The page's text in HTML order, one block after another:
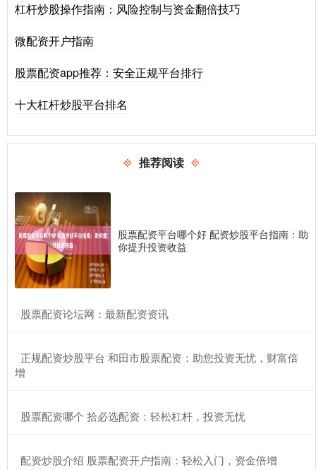
杠杆炒股操作指南：风险控制与资金翻倍技巧
微配资开户指南
股票配资app推荐：安全正规平台排行
十大杠杆炒股平台排名
推荐阅读
股票配资平台哪个好 配资炒股平台指南：助
你提升投资收益
​股票配资论坛网：最新配资资讯
​正规配资炒股平台 和田市股票配资：助您投资无忧，财富倍
增
​股票配资哪个 拾必选配资：轻松杠杆，投资无忧
​配资炒股介绍 股票配资开户指南：轻松入门，资金倍增